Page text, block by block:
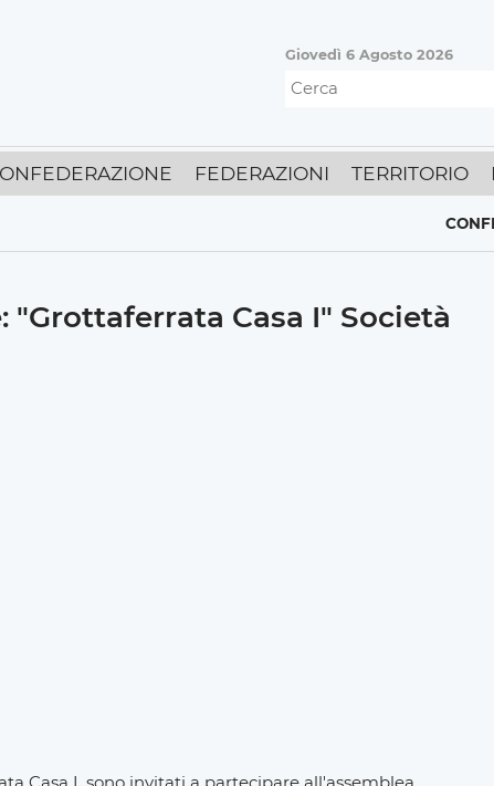
Giovedì 6 Agosto 2026
FEDERAZIONI TERRITORIO
"Grottaferrata Casa I" Società